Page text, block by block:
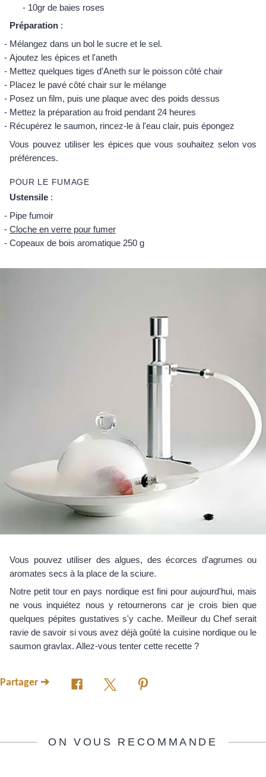
10gr de baies roses
Préparation :
Mélangez dans un bol le sucre et le sel.
Ajoutez les épices et l'aneth
Mettez quelques tiges d'Aneth sur le poisson côté chair
Placez le pavé côté chair sur le mélange
Posez un film, puis une plaque avec des poids dessus
Mettez la préparation au froid pendant 24 heures
Récupérez le saumon, rincez-le à l'eau clair, puis épongez
Vous pouvez utiliser les épices que vous souhaitez selon vos
préférences.
POUR LE FUMAGE
Ustensile :
Pipe fumoir
Cloche en verre pour fumer
Copeaux de bois aromatique 250 g
Vous pouvez utiliser des algues, des écorces d'agrumes ou
aromates secs à la place de la sciure.
Notre petit tour en pays nordique est fini pour aujourd'hui, mais
ne vous inquiétez nous y retournerons car je crois bien que
quelques pépites gustatives s'y cache. Meilleur du Chef serait
ravie de savoir si vous avez déjà goûté la cuisine nordique ou le
saumon gravlax. Allez-vous tenter cette recette ?
Partager ➔
ON VOUS RECOMMANDE